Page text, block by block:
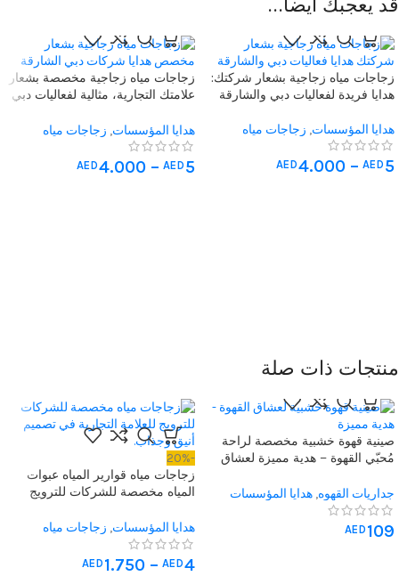
زجاجات مياه زجاجية بشعار شركتك:
هدايا فريدة لفعاليات دبي والشارقة
هدايا المؤسسات, زجاجات مياه
مخصصة
AED 5
–
AED4.000
زجاجات مياه زجاجية مخصصة بشعار
علامتك التجارية، مثالية لفعاليات دبي
هدايا المؤسسات, زجاجات مياه
مخصصة
AED 5
–
AED4.000
منتجات ذات صلة
صينية قهوة خشبية مخصصة لراحة
مُحبّي القهوة – هدية مميزة لعشاق
جداريات القهوه, هدايا المؤسسات
AED 109
-20%
زجاجات مياه قوارير المياه عبوات
المياه مخصصة للشركات للترويج
هدايا المؤسسات, زجاجات مياه
مخصصة
AED4
–
AED 1.750